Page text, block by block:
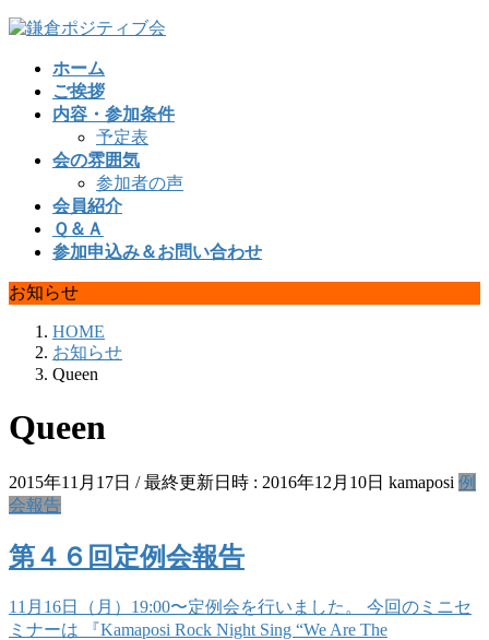
コ
ナ
ホーム
ご挨拶
内容・参加条件
予定表
会の雰囲気
参加者の声
会員紹介
Ｑ＆Ａ
参加申込み＆お問い合わせ
お知らせ
HOME
お知らせ
Queen
Queen
2015年11月17日 / 最終更新日時 : 2016年12月10日 kamaposi 例
会報告
第４６回定例会報告
11月16日（月）19:00〜定例会を行いました。 今回のミニセ
ミナーは 『Kamaposi Rock Night Sing “We Are The